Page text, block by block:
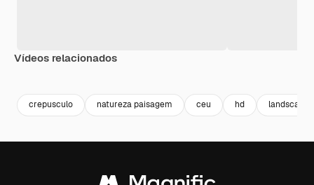
Vídeos relacionados
crepusculo natureza paisagem ceu hd landscape